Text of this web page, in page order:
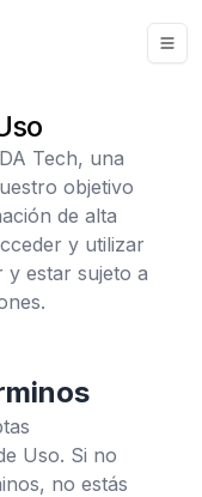
Tech, una
objetivo
de alta
y utilizar
y estar sujeto a
Uso. Si no
no estás